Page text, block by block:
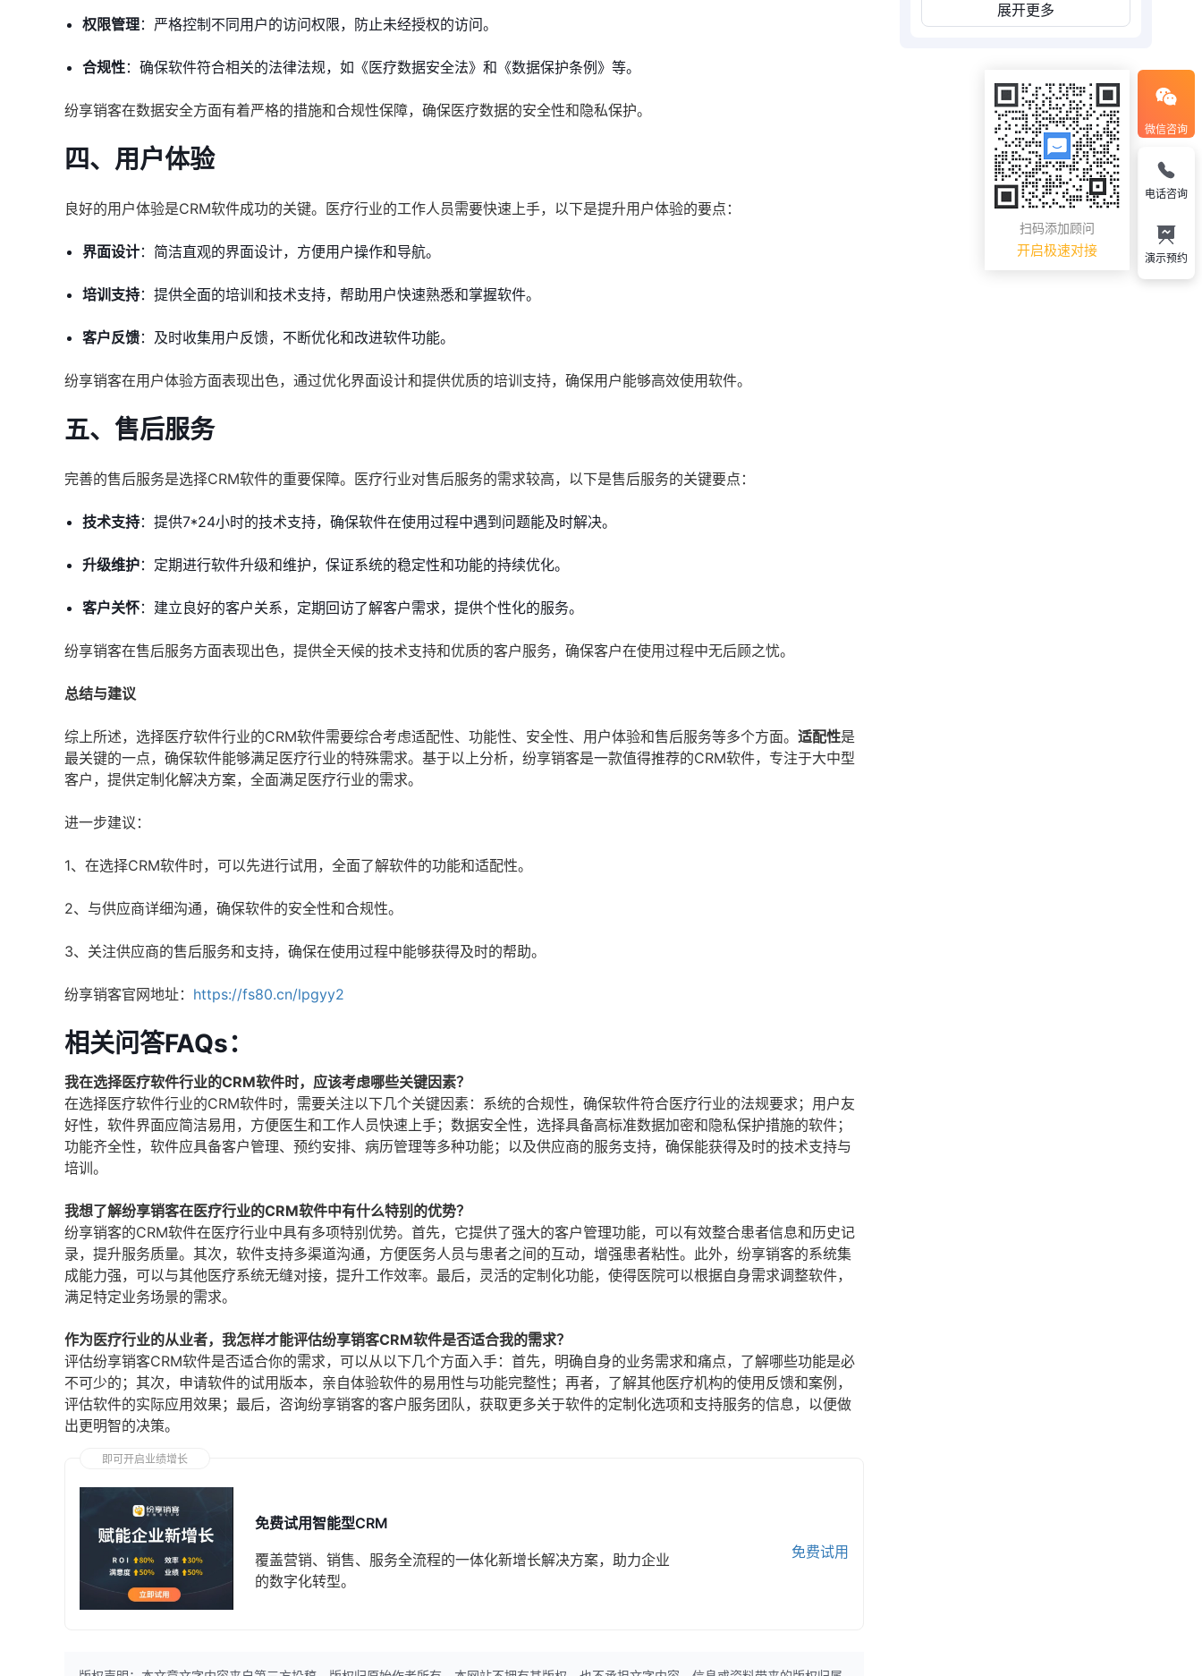
权限管理：严格控制不同用户的访问权限，防止未经授权的访问。
合规性：确保软件符合相关的法律法规，如《医疗数据安全法》和《数据保护条例》等。
纷享销客在数据安全方面有着严格的措施和合规性保障，确保医疗数据的安全性和隐私保护。
四、用户体验
良好的用户体验是CRM软件成功的关键。医疗行业的工作人员需要快速上手，以下是提升用户体验的要点：
界面设计：简洁直观的界面设计，方便用户操作和导航。
培训支持：提供全面的培训和技术支持，帮助用户快速熟悉和掌握软件。
客户反馈：及时收集用户反馈，不断优化和改进软件功能。
纷享销客在用户体验方面表现出色，通过优化界面设计和提供优质的培训支持，确保用户能够高效使用软件。
五、售后服务
完善的售后服务是选择CRM软件的重要保障。医疗行业对售后服务的需求较高，以下是售后服务的关键要点：
技术支持：提供7*24小时的技术支持，确保软件在使用过程中遇到问题能及时解决。
升级维护：定期进行软件升级和维护，保证系统的稳定性和功能的持续优化。
客户关怀：建立良好的客户关系，定期回访了解客户需求，提供个性化的服务。
纷享销客在售后服务方面表现出色，提供全天候的技术支持和优质的客户服务，确保客户在使用过程中无后顾之忧。
总结与建议
综上所述，选择医疗软件行业的CRM软件需要综合考虑适配性、功能性、安全性、用户体验和售后服务等多个方面。 适配性是
最关键的一点，确保软件能够满足医疗行业的特殊需求。基于以上分析，纷享销客是一款值得推荐的CRM软件，专注于大中型
客户，提供定制化解决方案，全面满足医疗行业的需求。
进一步建议：
1、在选择CRM软件时，可以先进行试用，全面了解软件的功能和适配性。
2、与供应商详细沟通，确保软件的安全性和合规性。
3、关注供应商的售后服务和支持，确保在使用过程中能够获得及时的帮助。
纷享销客官网地址： https://fs80.cn/lpgyy2
相关问答FAQs：
我在选择医疗软件行业的CRM软件时，应该考虑哪些关键因素？
在选择医疗软件行业的CRM软件时，需要关注以下几个关键因素：系统的合规性，确保软件符合医疗行业的法规要求；用户友
好性，软件界面应简洁易用，方便医生和工作人员快速上手；数据安全性，选择具备高标准数据加密和隐私保护措施的软件；
功能齐全性，软件应具备客户管理、预约安排、病历管理等多种功能；以及供应商的服务支持，确保能获得及时的技术支持与
培训。
我想了解纷享销客在医疗行业的CRM软件中有什么特别的优势？
纷享销客的CRM软件在医疗行业中具有多项特别优势。首先，它提供了强大的客户管理功能，可以有效整合患者信息和历史记
录，提升服务质量。其次，软件支持多渠道沟通，方便医务人员与患者之间的互动，增强患者粘性。此外，纷享销客的系统集
成能力强，可以与其他医疗系统无缝对接，提升工作效率。最后，灵活的定制化功能，使得医院可以根据自身需求调整软件，
满足特定业务场景的需求。
作为医疗行业的从业者，我怎样才能评估纷享销客CRM软件是否适合我的需求？
评估纷享销客CRM软件是否适合你的需求，可以从以下几个方面入手：首先，明确自身的业务需求和痛点，了解哪些功能是必
不可少的；其次，申请软件的试用版本，亲自体验软件的易用性与功能完整性；再者，了解其他医疗机构的使用反馈和案例，
评估软件的实际应用效果；最后，咨询纷享销客的客户服务团队，获取更多关于软件的定制化选项和支持服务的信息，以便做
出更明智的决策。
即可开启业绩增长
免费试用智能型CRM
覆盖营销、销售、服务全流程的一体化新增长解决方案，助力企业
的数字化转型。
免费试用
展开更多
微信咨询
扫码添加顾问
开启极速对接
电话咨询
演示预约